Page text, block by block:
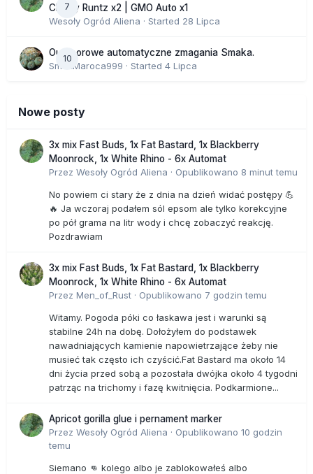
7
Cherry Runtz x2 | GMO Auto x1
Wesoły Ogród Aliena · Started 28 Lipca
10
Outdoorowe automatyczne zmagania Smaka.
SmakMaroca999 · Started 4 Lipca
Nowe posty
3x mix Fast Buds, 1x Fat Bastard, 1x Blackberry
Moonrock, 1x White Rhino - 6x Automat
Przez Wesoły Ogród Aliena · Opublikowano 8 minut temu
No powiem ci stary że z dnia na dzień widać postępy 💪
🔥 Ja wczoraj podałem sól epsom ale tylko korekcyjne
po pół grama na litr wody i chcę zobaczyć reakcję.
Pozdrawiam
3x mix Fast Buds, 1x Fat Bastard, 1x Blackberry
Moonrock, 1x White Rhino - 6x Automat
Przez Men_of_Rust · Opublikowano 7 godzin temu
Witamy. Pogoda póki co łaskawa jest i warunki są
stabilne 24h na dobę. Dołożyłem do podstawek
nawadniających kamienie napowietrzające żeby nie
musieć tak często ich czyścić.Fat Bastard ma około 14
dni życia przed sobą a pozostała dwójka około 4 tygodni
patrząc na trichomy i fazę kwitnięcia. Podkarmione...
Apricot gorilla glue i pernament marker
Przez Wesoły Ogród Aliena · Opublikowano 10 godzin
temu
Siemano 👊 kolego albo je zablokowałeś albo